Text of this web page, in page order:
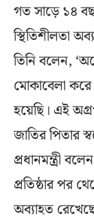
গত সাড়ে ১৪
স্থিতিশীলতা
তিনি বলেন,
মোকাবেলা
হয়েছি। এই
জাতির পিতার
প্রধানমন্ত্রী
প্রতিষ্ঠার পর
অব্যাহত